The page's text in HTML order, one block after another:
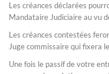
Les créances déclarées
Mandataire Judiciaire au vu
Les créances contestées
Juge commissaire qui fixera
Une fois le passif de votre